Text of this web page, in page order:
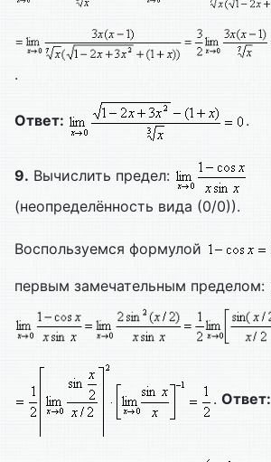
.
Ответ: .
9. Вычислить предел:
(неопределённость вида (0/0)).
Воспользуемся формулой
первым замечательным пределом:
. Ответ: